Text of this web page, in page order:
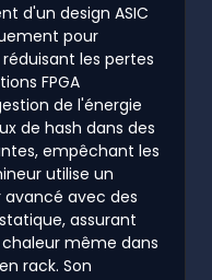
d'un design ASIC
pour
les pertes
FPGA
de l'énergie
de hash dans des
empêchant les
utilise un
avec des
assurant
même dans
rack. Son